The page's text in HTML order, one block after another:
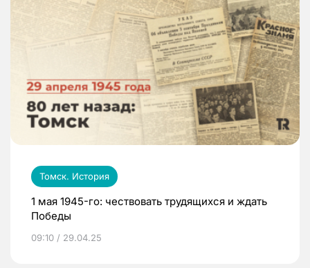
Томск. История
1 мая 1945-го: чествовать трудящихся и ждать
Победы
09:10 / 29.04.25